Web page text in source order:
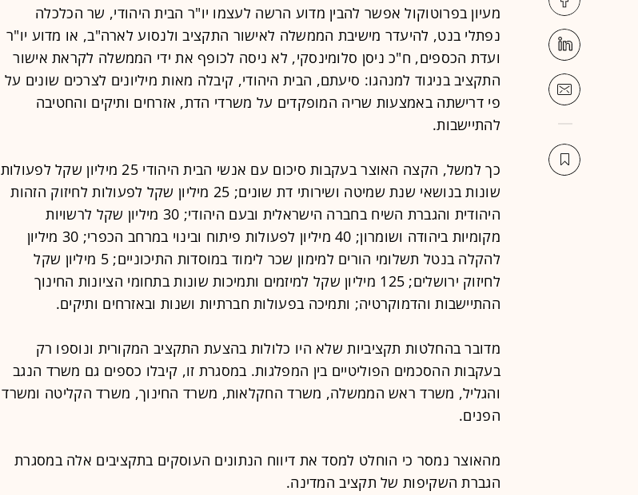
מעיון בפרוטוקול אפשר להבין מדוע הרשה לעצמו יו"ר הבית היהודי, שר הכלכלה
נפתלי בנט, להיעדר מישיבת הממשלה לאישור התקציב ולנסוע לארה"ב, או מדוע יו"ר
ועדת הכספים, ח"כ ניסן סלומינסקי, לא ניסה לכופף את ידי הממשלה לקראת אישור
התקציב בניגוד למנהגו: סיעתם, הבית היהודי, קיבלה מאות מיליונים לצרכים שונים על
פי דרישתה באמצעות שריה המופקדים על משרדי הדת, אזרחים ותיקים והחטיבה
להתיישבות.
כך למשל, הקצה האוצר בעקבות סיכום עם אנשי הבית היהודי 25 מיליון שקל לפעולות
שונות בנושאי שנת שמיטה ושירותי דת שונים; 25 מיליון שקל לפעולות לחיזוק הזהות
היהודית והגברת השיח בחברה הישראלית ובעם היהודי; 30 מיליון שקל לרשויות
מקומיות ביהודה ושומרון; 40 מיליון לפעולות פיתוח ובינוי במרחב הכפרי; 30 מיליון
להקלה בנטל תשלומי הורים למימון שכר לימוד במוסדות התיכוניים; 5 מיליון שקל
לחיזוק ירושלים; 125 מיליון שקל למיזמים ותמיכות שונות בתחומי הציונות החינוך
ההתיישבות והדמוקרטיה; ותמיכה בפעולות חברתיות ושנות ובאזרחים ותיקים.
מדובר בהחלטות תקציביות שלא היו כלולות בהצעת התקציב המקורית ונוספו רק
בעקבות ההסכמים הפוליטיים בין המפלגות. במסגרת זו, קיבלו כספים גם משרד הנגב
והגליל, משרד ראש הממשלה, משרד החקלאות, משרד החינוך, משרד הקליטה ומשרד
הפנים.
מהאוצר נמסר כי הוחלט למסד את דיווח הנתונים העוסקים בתקציבים אלה במסגרת
הגברת השקיפות של תקציב המדינה.